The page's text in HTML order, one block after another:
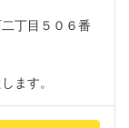
丁目５０６番
ます。